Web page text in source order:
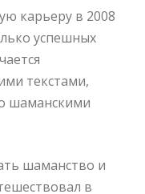
карьеру в 2008
успешных
текстами,
шаманскими
шаманство и
в